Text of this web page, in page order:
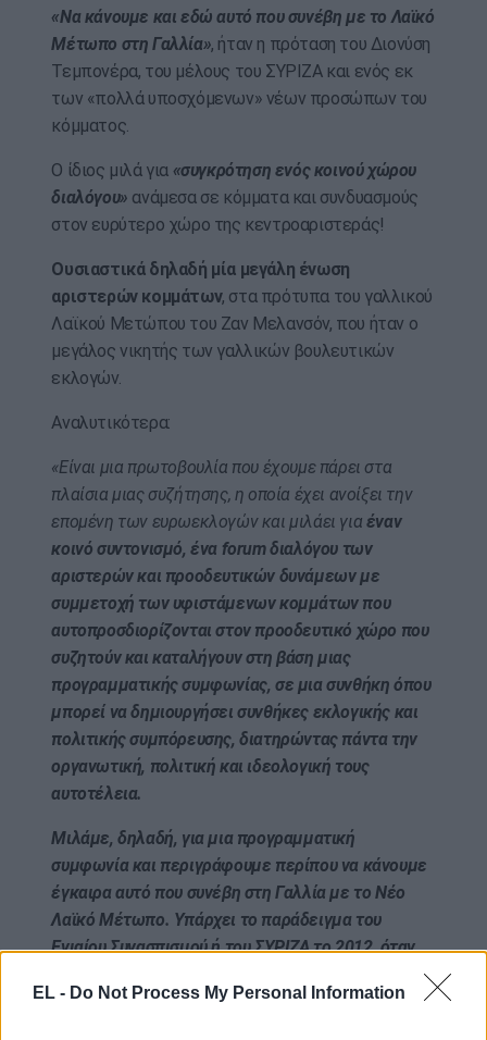
EL - Do Not Process My Personal Information
«Να κάνουμε και εδώ αυτό που συνέβη με το Λαϊκό
Μέτωπο στη Γαλλία», ήταν η πρόταση του Διονύση
Τεμπονέρα, του μέλους του ΣΥΡΙΖΑ και ενός εκ
των «πολλά υποσχόμενων» νέων προσώπων του
κόμματος.
Ο ίδιος μιλά για «συγκρότηση ενός κοινού χώρου
διαλόγου» ανάμεσα σε κόμματα και συνδυασμούς
στον ευρύτερο χώρο της κεντροαριστεράς!
Ουσιαστικά δηλαδή μία μεγάλη ένωση
αριστερών κομμάτων, στα πρότυπα του γαλλικού
Λαϊκού Μετώπου του Ζαν Μελανσόν, που ήταν ο
μεγάλος νικητής των γαλλικών βουλευτικών
εκλογών.
Αναλυτικότερα:
«Είναι μια πρωτοβουλία που έχουμε πάρει στα
πλαίσια μιας συζήτησης, η οποία έχει ανοίξει την
επομένη των ευρωεκλογών και μιλάει για έναν
κοινό συντονισμό, ένα forum διαλόγου των
αριστερών και προοδευτικών δυνάμεων με
συμμετοχή των υφιστάμενων κομμάτων που
αυτοπροσδιορίζονται στον προοδευτικό χώρο που
συζητούν και καταλήγουν στη βάση μιας
προγραμματικής συμφωνίας, σε μια συνθήκη όπου
μπορεί να δημιουργήσει συνθήκες εκλογικής και
πολιτικής συμπόρευσης, διατηρώντας πάντα την
οργανωτική, πολιτική και ιδεολογική τους
αυτοτέλεια.
Μιλάμε, δηλαδή, για μια προγραμματική
συμφωνία και περιγράφουμε περίπου να κάνουμε
έγκαιρα αυτό που συνέβη στη Γαλλία με το Νέο
Λαϊκό Μέτωπο. Υπάρχει το παράδειγμα του
Ενιαίου Συνασπισμού ή του ΣΥΡΙΖΑ το 2012, όταν
συνασπισμού κατέβηκαν ως ενιαίο κόμμα».